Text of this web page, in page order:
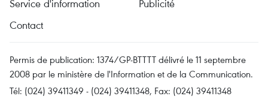
Service d'information
Publicité
Contact
Permis de publication: 1374/GP-BTTTT délivré le 11 septembre
2008 par le ministère de l'Information et de la Communication.
Tél: (024) 39411349 - (024) 39411348, Fax: (024) 39411348